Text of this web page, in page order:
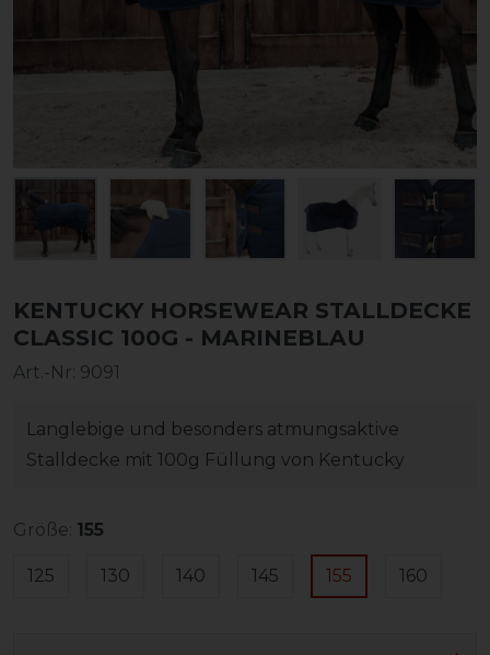
KENTUCKY HORSEWEAR STALLDECKE
CLASSIC 100G - MARINEBLAU
Art.-Nr: 9091
Langlebige und besonders atmungsaktive
Stalldecke mit 100g Füllung von Kentucky
Größe: 155
125 130 140 145 155 160